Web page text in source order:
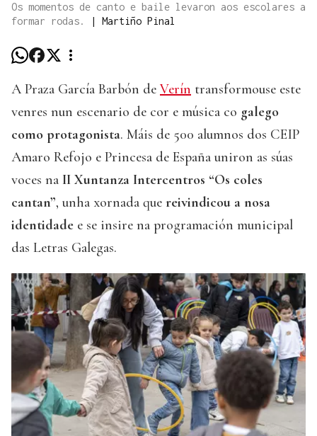
Os momentos de canto e baile levaron aos escolares a
formar rodas.
| Martiño Pinal
A Praza García Barbón de Verín transformouse este
venres nun escenario de cor e música co galego
como protagonista. Máis de 500 alumnos dos CEIP
Amaro Refojo e Princesa de España uniron as súas
voces na II Xuntanza Intercentros “Os coles
cantan”, unha xornada que reivindicou a nosa
identidade e se insire na programación municipal
das Letras Galegas.